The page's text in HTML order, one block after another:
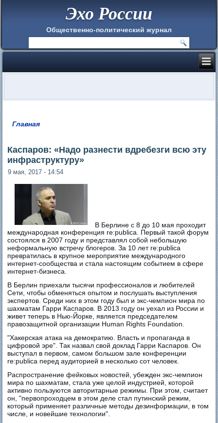
Эхо России
Общественно-политический журнал
Главная
Каспаров: «Надо разнести вдребезги всю эту
инфраструктуру»
9 мая, 2017 - 14:54
В Берлине с 8 до 10 мая проходит
международная конференция re:publica. Первый такой форум
состоялся в 2007 году и представлял собой небольшую
неформальную встречу блогеров. За 10 лет re:publica
превратилась в крупное мероприятие международного
интернет-сообщества и стала настоящим событием в сфере
интернет-бизнеса.
В Берлин приехали тысячи профессионалов и любителей
Сети, чтобы обменяться опытом и послушать выступления
экспертов. Среди них в этом году был и экс-чемпион мира по
шахматам Гарри Каспаров. В 2013 году он уехал из России и
живет теперь в Нью-Йорке, является председателем
правозащитной организации Human Rights Foundation.
"Хакерская атака на демократию. Власть и пропаганда в
цифровой эре". Так назвал свой доклад Гарри Каспаров. Он
выступал в первом, самом большом зале конференции
re:publica перед аудиторией в несколько сот человек.
Распространение фейковых новостей, убежден экс-чемпион
мира по шахматам, стала уже целой индустрией, которой
активно пользуются авторитарные режимы. При этом, считает
он, "первопроходцем в этом деле стал путинский режим,
который применяет различные методы дезинформации, в том
числе, и новейшие технологии".